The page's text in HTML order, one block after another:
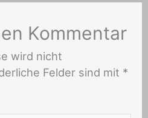
Kommentar
wird nicht
Felder sind mit *